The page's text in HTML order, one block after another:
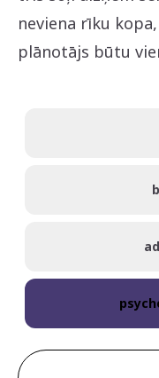
neviena rīku
plānotājs būtu